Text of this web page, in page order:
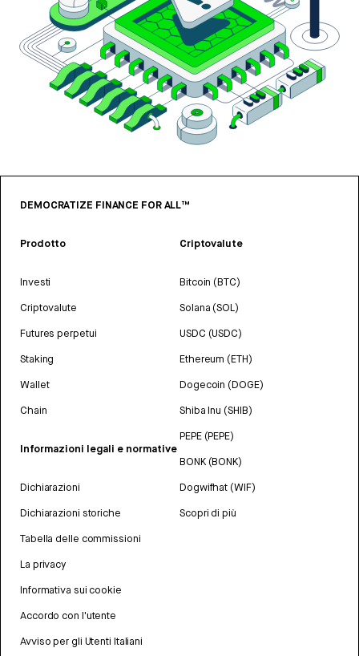
DEMOCRATIZE FINANCE FOR ALL™
Prodotto
Investi
Criptovalute
Futures perpetui
Staking
Wallet
Chain
Informazioni legali e normative
Dichiarazioni
Dichiarazioni storiche
Tabella delle commissioni
La privacy
Informativa sui cookie
Accordo con l'utente
Avviso per gli Utenti Italiani
Criptovalute
Bitcoin (BTC)
Solana (SOL)
USDC (USDC)
Ethereum (ETH)
Dogecoin (DOGE)
Shiba Inu (SHIB)
PEPE (PEPE)
BONK (BONK)
Dogwifhat (WIF)
Scopri di più